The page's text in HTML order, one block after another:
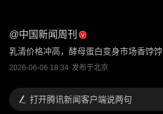
@中国新闻周刊
乳清价格冲高，酵母蛋白变身市场香饽饽
2026-06-06 18:34 发布于北京
打开腾讯新闻客户端说两句